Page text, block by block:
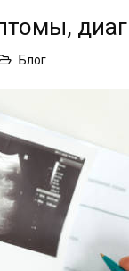
Блог